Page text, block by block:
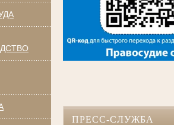
ПРЕСС-СЛУЖБА